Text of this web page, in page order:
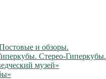
и обзоры.
Стерео-Гиперкубы.
музей»